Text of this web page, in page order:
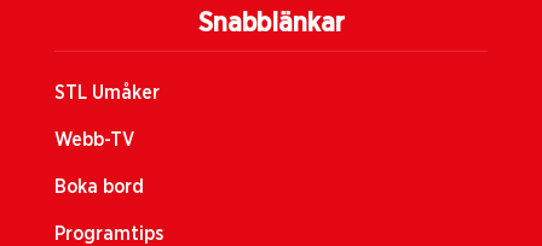
Snabblänkar
STL Umåker
Webb-TV
Boka bord
Programtips